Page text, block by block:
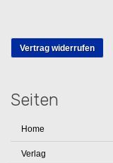
Vertrag widerrufen
Seiten
Home
Verlag